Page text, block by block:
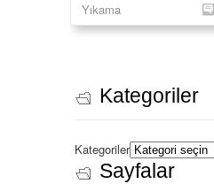
Yıkama
Kategoriler
Kategoriler
Sayfalar